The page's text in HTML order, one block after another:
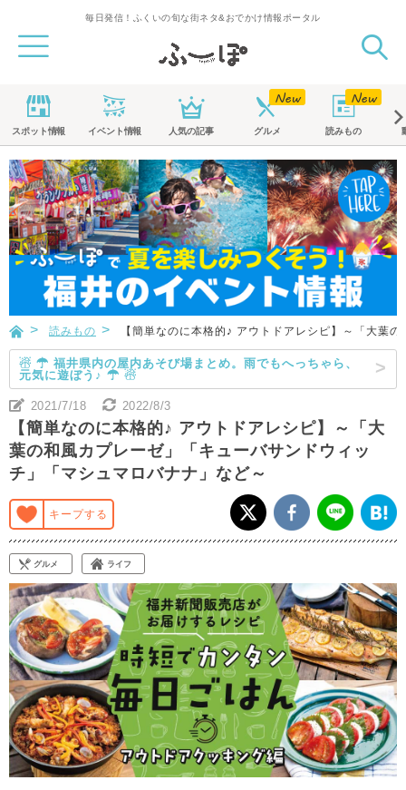
毎日発信！ふくいの旬な街ネタ&おでかけ情報ポータル
スポット情報 イベント情報 人気の記事 グルメ 読みもの
読みもの 【簡単なのに本格的♪ アウトドアレシピ】～「大葉
☃ ☂ 福井県内の屋内あそび場まとめ。雨でもへっちゃら、
元気に遊ぼう♪ ☂ ☃
2021/7/18 2022/8/3
【簡単なのに本格的♪ アウトドアレシピ】～「大
葉の和風カプレーゼ」「キューバサンドウィッ
チ」「マシュマロバナナ」など～
キープする
グルメ ライフ